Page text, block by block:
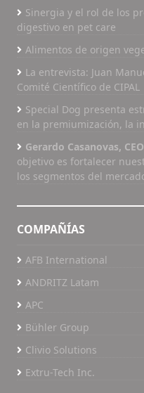
Sinergia y el rol de los
digestivo en pet care
Alimentos de origen
La entrevista: Juan
Comité Científico de CIPAL
Special Dog presenta
en la premiumización, la
Gerardo Casanovas,
objetivo es fortalecer
los segmentos del
COMPAÑÍAS
AFB International
ANDRITZ Latam
APC
Bühler Group
Clivio Solutions
Extru-Tech Inc.